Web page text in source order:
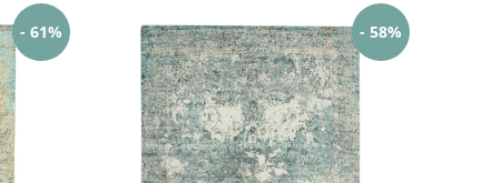
- 61% - 58%